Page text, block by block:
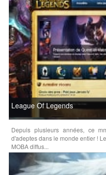
League Of Legends
Depuis plusieurs années, ce
d'adeptes dans le monde entier !
MOBA diffus...